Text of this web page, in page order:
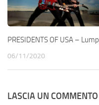
PRESIDENTS OF USA – Lump
06/11/2020
LASCIA UN COMMENTO